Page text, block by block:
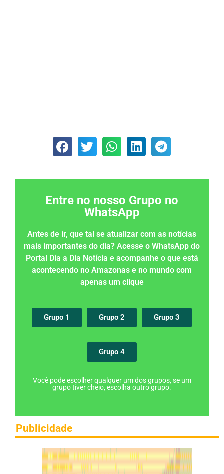
Entre no nosso Grupo no
WhatsApp
Antes de ir, que tal se atualizar com as notícias
mais importantes do dia? Acesse o WhatsApp do
Portal Dia a Dia Notícia e acompanhe o que está
acontecendo no Amazonas e no mundo com
apenas um clique
Grupo 1 Grupo 2 Grupo 3
Grupo 4
Você pode escolher qualquer um dos grupos, se um
grupo tiver cheio, escolha outro grupo.
Publicidade